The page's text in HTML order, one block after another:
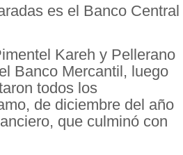
es el Banco Central
Kareh y Pellerano
Banco Mercantil, luego
todos los
de diciembre del año
que culminó con